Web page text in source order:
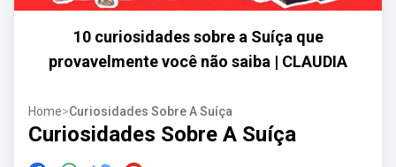
10 curiosidades sobre a Suíça que
provavelmente você não saiba | CLAUDIA
Home>Curiosidades Sobre A Suíça
Curiosidades Sobre A Suíça